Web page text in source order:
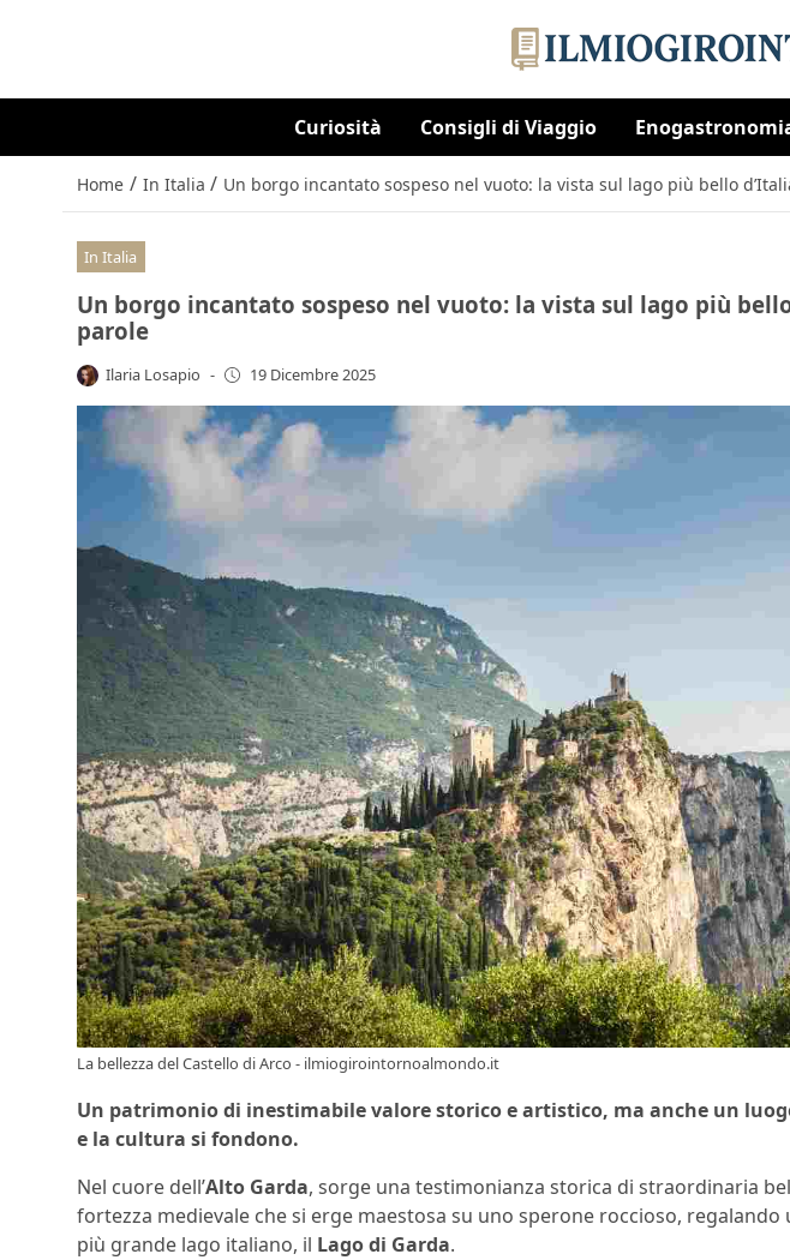
Curiosità Consigli di Viaggio
Home / In Italia / Un borgo incantato sospeso nel vuoto: la vista sul lago più bello
In Italia
Un borgo incantato sospeso nel vuoto: la vista sul lago più
parole
Ilaria Losapio - 19 Dicembre 2025
La bellezza del Castello di Arco - ilmiogirointornoalmondo.it
Un patrimonio di inestimabile valore storico e artistico, ma anche un
e la cultura si fondono.
Nel cuore dell’Alto Garda, sorge una testimonianza storica di straordinaria
fortezza medievale che si erge maestosa su uno sperone roccioso,
più grande lago italiano, il Lago di Garda.